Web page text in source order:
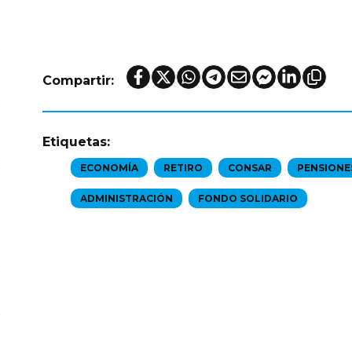
Compartir:
Etiquetas:
ECONOMÍA RETIRO CONSAR
ADMINISTRACIÓN FONDO SOLIDARIO